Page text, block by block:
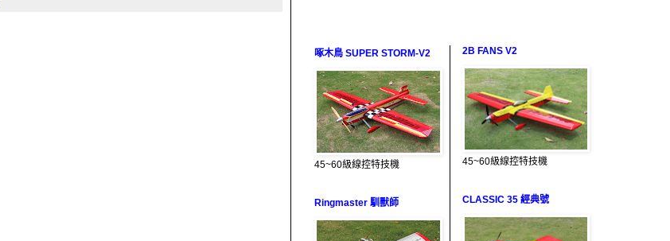
啄木鳥 SUPER STORM-V2
45~60級線控特技機
Ringmaster 馴獸師
2B FANS V2
45~60級線控特技機
CLASSIC 35 經典號